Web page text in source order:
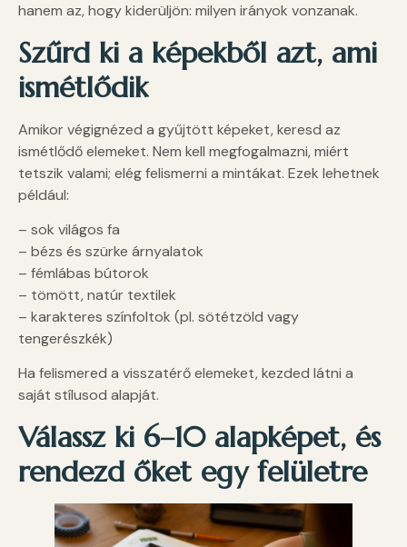
hanem az, hogy kiderüljön: milyen irányok vonzanak.
Szűrd ki a képekből azt, ami
ismétlődik
Amikor végignézed a gyűjtött képeket, keresd az
ismétlődő elemeket. Nem kell megfogalmazni, miért
tetszik valami; elég felismerni a mintákat. Ezek lehetnek
például:
– sok világos fa
– bézs és szürke árnyalatok
– fémlábas bútorok
– tömött, natúr textilek
– karakteres színfoltok (pl. sötétzöld vagy
tengerészkék)
Ha felismered a visszatérő elemeket, kezded látni a
saját stílusod alapját.
Válassz ki 6–10 alapképet, és
rendezd őket egy felületre